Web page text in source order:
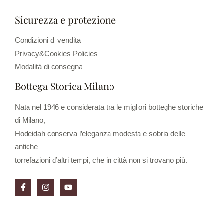
Sicurezza e protezione
Condizioni di vendita
Privacy&Cookies Policies
Modalità di consegna
Bottega Storica Milano
Nata nel 1946 e considerata tra le migliori botteghe storiche
di Milano,
Hodeidah conserva l’eleganza modesta e sobria delle
antiche
torrefazioni d’altri tempi, che in città non si trovano più.